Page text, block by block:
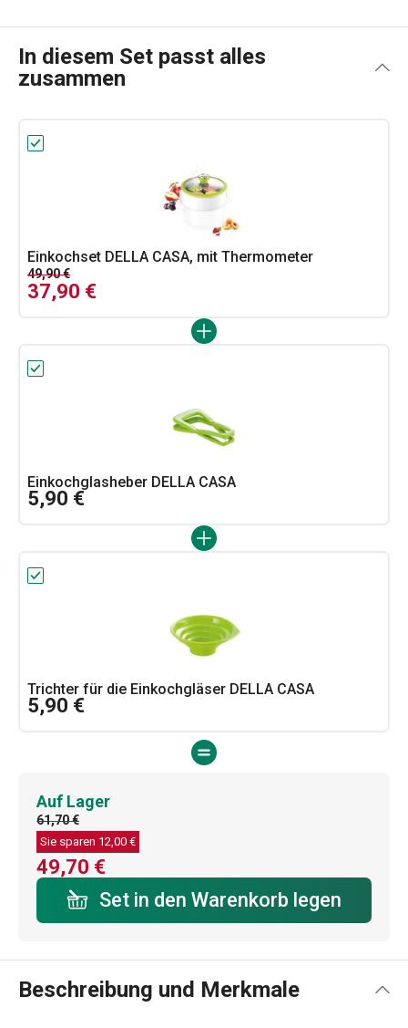
In diesem Set passt alles
zusammen
Einkochset DELLA CASA, mit Thermometer
49,90 €
37,90 €
Einkochglasheber DELLA CASA
5,90 €
Trichter für die Einkochgläser DELLA CASA
5,90 €
Auf Lager
61,70 €
Sie sparen 12,00 €
49,70 €
Set in den Warenkorb legen
Beschreibung und Merkmale